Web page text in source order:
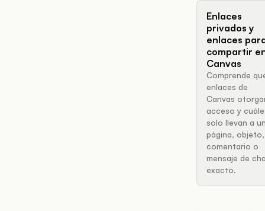
Enlaces
privados y
enlaces
compartir
Canvas
Comprende
enlaces de
Canvas
acceso y
solo llevan a
página, objeto,
comentario o
mensaje de
exacto.